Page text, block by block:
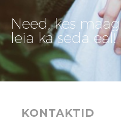
Need, kes
leia ka seda eal!
KONTAKTID